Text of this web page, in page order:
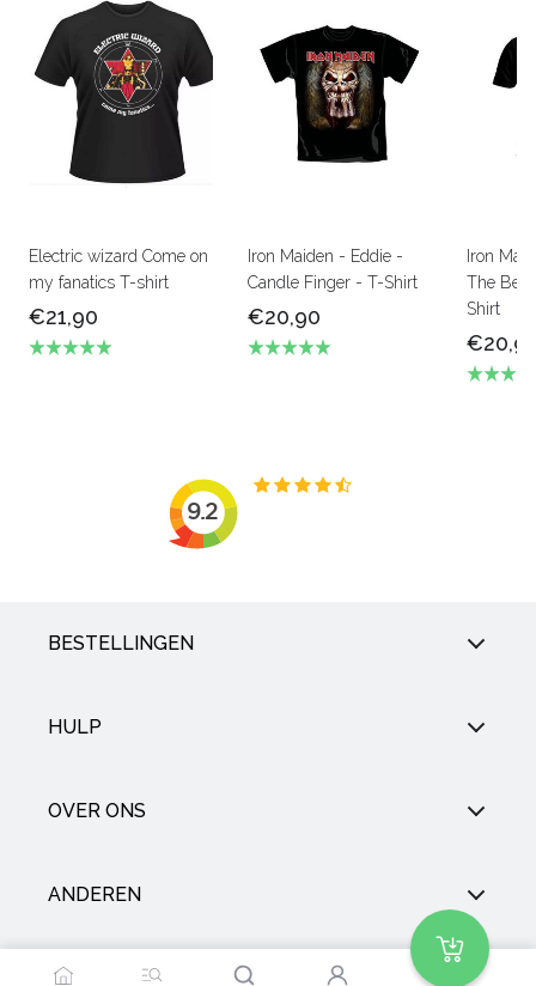
Electric wizard Come on
my fanatics T-shirt
€21,90
Iron Maiden - Eddie -
Candle Finger - T-Shirt
€20,90
Iron
The
Shirt
BESTELLINGEN
HULP
OVER ONS
ANDEREN
SOCIAL